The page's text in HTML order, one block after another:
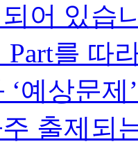
어 있습
를 따
‘예상문
출제되